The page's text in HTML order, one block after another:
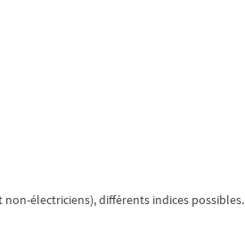
électriciens), différents indices possibles.